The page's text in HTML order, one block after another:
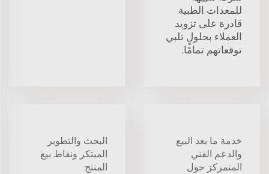
للمعدات الطبية
قادرة على تزويد
العملاء بحلولٍ تلبي
توقعاتهم تمامًا.
خدمة ما بعد البيع
والدعم الفني
المتمركز حول
البحث والتطوير
المبتكر ونقاط بيع
المنتج